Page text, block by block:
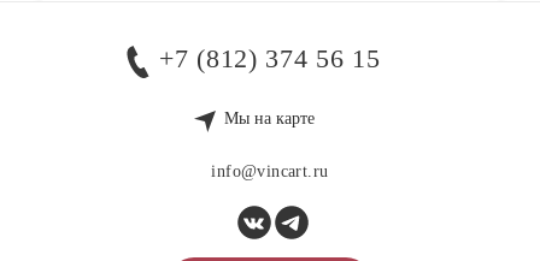
+7 (812) 374 56 15
Мы на карте
info@vincart.ru